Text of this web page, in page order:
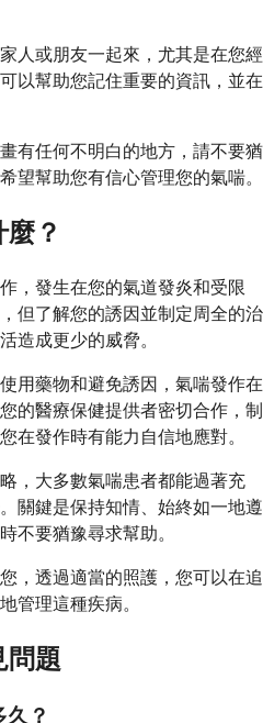
人或朋友一起來，尤其是在您經
以幫助您記住重要的資訊，並在
有任何不明白的地方，請不要猶
望幫助您有信心管理您的氣喘。
？
，發生在您的氣道發炎和受限
但了解您的誘因並制定周全的治
造成更少的威脅。
用藥物和避免誘因，氣喘發作在
的醫療保健提供者密切合作，制
在發作時有能力自信地應對。
，大多數氣喘患者都能過著充
關鍵是保持知情、始終如一地遵
不要猶豫尋求幫助。
，透過適當的照護，您可以在追
管理這種疾病。
問題
？